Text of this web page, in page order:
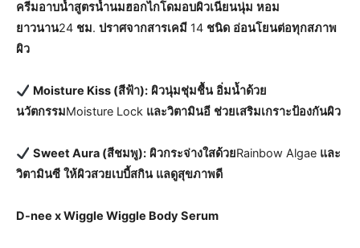
ครีมอาบน้ำสูตรน้ำนมฮอกไกโดมอบผิวเนียนนุ่ม หอม
ยาวนาน24 ชม. ปราศจากสารเคมี 14 ชนิด อ่อนโยนต่อทุกสภาพ
ผิว
Moisture Kiss (สีฟ้า): ผิวนุ่มชุ่มชื้น อิ่มน้ำด้วย
นวัตกรรมMoisture Lock และวิตามินอี ช่วยเสริมเกราะป้องกันผิว
Sweet Aura (สีชมพู): ผิวกระจ่างใสด้วยRainbow Algae และ
วิตามินซี ให้ผิวสวยเบบี้สกิน แลดูสุขภาพดี
D-nee x Wiggle Wiggle Body Serum